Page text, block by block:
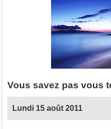
Vous savez pas vous
Lundi 15 août 2011